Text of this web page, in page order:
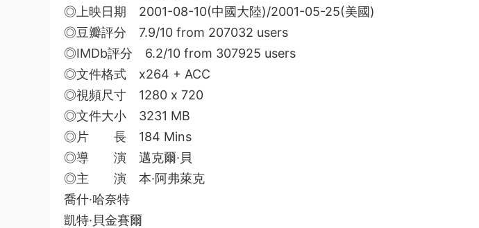
◎上映日期 2001-08-10(中國大陸)/2001-05-25(美國)
◎豆瓣評分 7.9/10 from 207032 users
◎IMDb評分 6.2/10 from 307925 users
◎文件格式 x264 + ACC
◎視頻尺寸 1280 x 720
◎文件大小 3231 MB
◎片 長 184 Mins
◎導 演 邁克爾·貝
◎主 演 本·阿弗萊克
喬什·哈奈特
凱特·貝金賽爾